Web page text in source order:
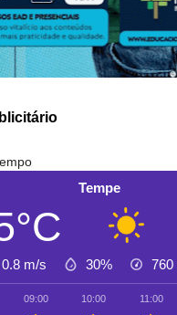
Tempe
0.8 m/s 30% 760
09:00 10:00 11:00